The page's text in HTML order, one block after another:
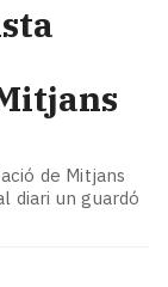
de Mitjans
diari un guardó